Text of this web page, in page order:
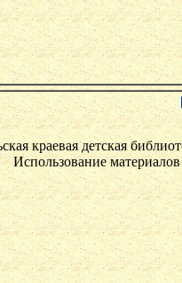
краевая детская
Использование